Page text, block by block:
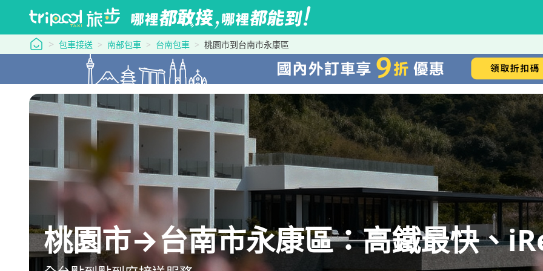
tripool 旅步
包車接送 南部包車 台南包車 桃園市到台南市永康區
桃園市→台南市永康區：高鐵最快、